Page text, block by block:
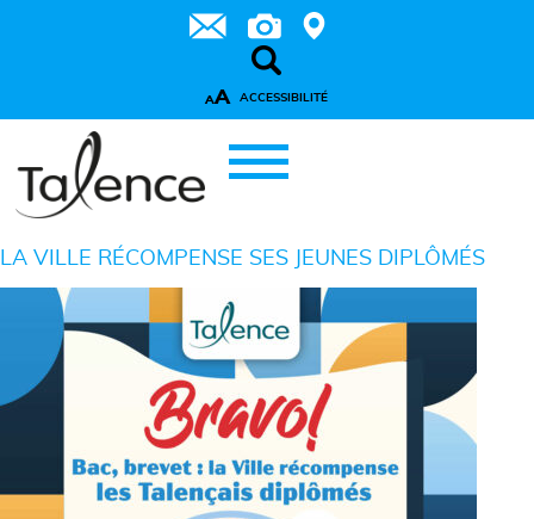
AA ACCESSIBILITÉ
LA VILLE RÉCOMPENSE SES JEUNES DIPLÔMÉS